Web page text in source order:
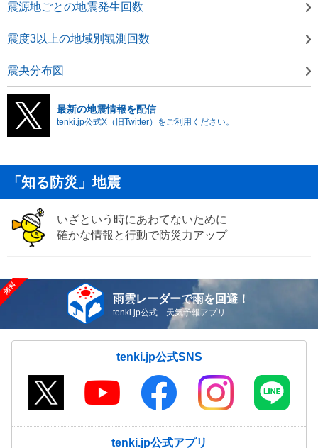
震源地ごとの地震発生回数
震度3以上の地域別観測回数
震央分布図
最新の地震情報を配信
tenki.jp公式X（旧Twitter）をご利用ください。
「知る防災」地震
いざという時にあわてないために
確かな情報と行動で防災力アップ
雨雲レーダーで雨を回避！
tenki.jp公式 天気予報アプリ
tenki.jp公式SNS
tenki.jp公式アプリ